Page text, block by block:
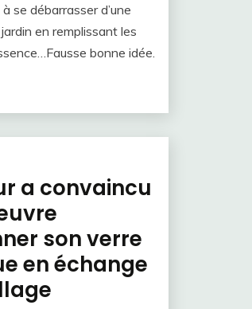
se débarrasser d’une
en remplissant les
bonne idée.
a convaincu
son verre
en échange